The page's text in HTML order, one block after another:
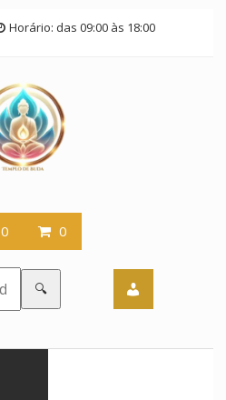
Horário: das 09:00 às 18:00
0 0
🔍